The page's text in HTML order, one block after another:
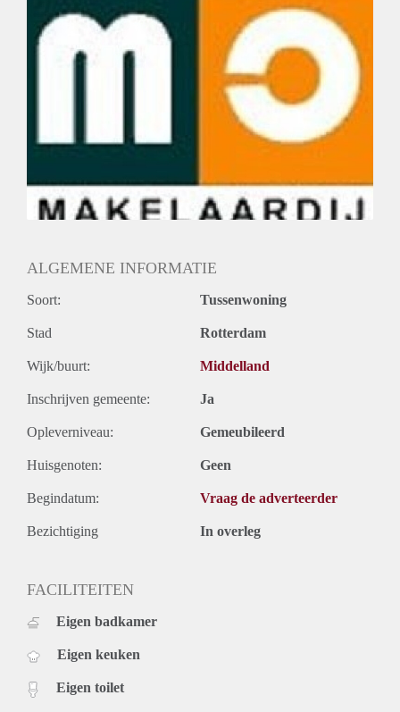
ALGEMENE INFORMATIE
Soort: Tussenwoning
Stad Rotterdam
Wijk/buurt: Middelland
Inschrijven gemeente: Ja
Opleverniveau: Gemeubileerd
Huisgenoten: Geen
Begindatum: Vraag de adverteerder
Bezichtiging In overleg
FACILITEITEN
Eigen badkamer
Eigen keuken
Eigen toilet